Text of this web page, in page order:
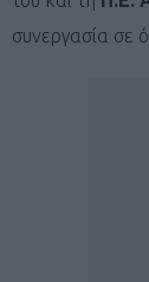
συνεργασία σε